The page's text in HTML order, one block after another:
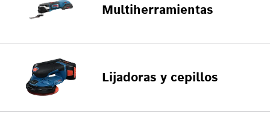
Multiherramientas
Lijadoras y cepillos